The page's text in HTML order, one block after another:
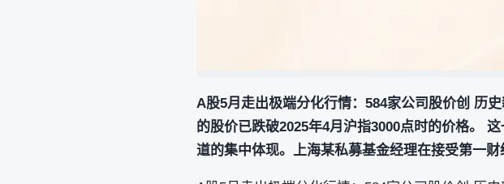
A股5月走出极端分化行情：584家公司股价创 历
的股价已跌破2025年4月沪指3000点时的价格。
道的集中体现。上海某私募基金经理在接受第一